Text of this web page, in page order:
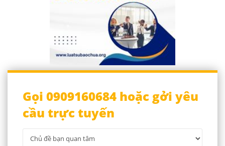
Gọi 0909160684 hoặc gởi yêu
cầu trực tuyến